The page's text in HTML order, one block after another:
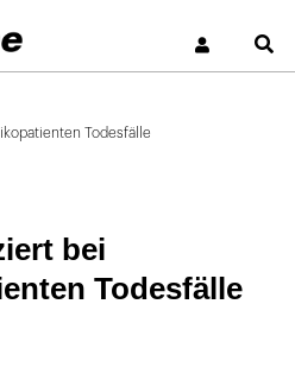
Todesfälle
bei
Todesfälle